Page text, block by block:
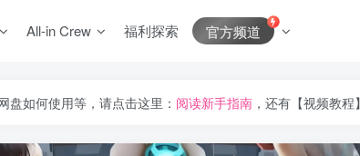
All-in Crew 福利探索 官方频道
如何使用等，请点击这里： 阅读新手指南 ，还有【视频教